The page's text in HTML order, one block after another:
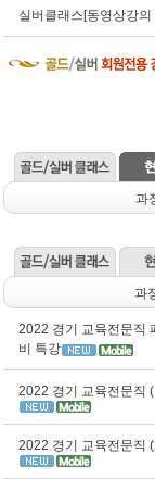
실버클래스[동영상강
과
과
2022 경기 교육전문직
비 특강
2022 경기 교육전문직
2022 경기 교육전문직